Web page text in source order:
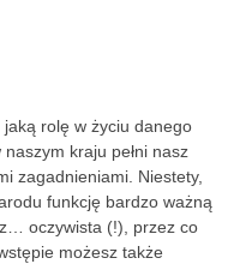
rolę w życiu danego
kraju pełni nasz
zagadnieniami. Niestety,
funkcję bardzo ważną
oczywista (!), przez co
możesz także